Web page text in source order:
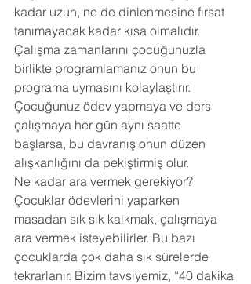
kadar uzun, ne de dinlenmesine fırsat
tanımayacak kadar kısa olmalıdır.
Çalışma zamanlarını çocuğunuzla
birlikte programlamanız onun bu
programa uymasını kolaylaştırır.
Çocuğunuz ödev yapmaya ve ders
çalışmaya her gün aynı saatte
başlarsa, bu davranış onun düzen
alışkanlığını da pekiştirmiş olur.
Ne kadar ara vermek gerekiyor?
Çocuklar ödevlerini yaparken
masadan sık sık kalkmak, çalışmaya
ara vermek isteyebilirler. Bu bazı
çocuklarda çok daha sık sürelerde
tekrarlanır. Bizim tavsiyemiz, “40 dakika